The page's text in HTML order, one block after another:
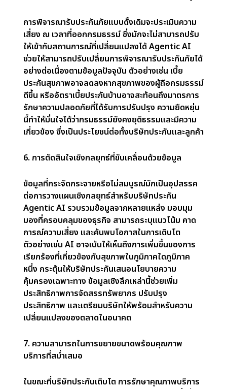
ปลอดภัยด้วยเบี้ยประกันที่ต่ำลง หรือการกำหนดราคาที่
ถูกต้องสำหรับบุคคลที่มีความเสี่ยงสูง ด้วยการปรับการ
ประเมินความเสี่ยงให้เข้ากับสถานการณ์เฉพาะ บริษัท
ประกันจึงสามารถนำเสนอกรมธรรม์ที่ยุติธรรมและ
แม่นยำมากขึ้น ขณะเดียวกันก็ลดความเสี่ยงจากการ
กำหนดราคาที่ต่ำเกินไปหรือสูงเกินไป
2. การประมวลผลสินไหมทดแทนที่รวดเร็วและมี
ประสิทธิภาพ
ในอดีต การประมวลผลสินไหมทดแทนเป็นกระบวนการ
ตรวจสอบจำนวนมาก Agentic AI ทำให้ขั้นตอนการ
ทำงานนี้เป็นไปโดยอัตโนมัติ ลดเวลาที่ใช้ในการประเมิน
และชดใช้สินไหมทดแทนลงได้อย่างมาก ด้วยการ
วิเคราะห์ข้อมูลอย่างรวดเร็ว ตรวจสอบหลักฐาน เช่น
ภาพถ่ายหรือประมาณการค่าซ่อม และเปรียบเทียบการ
เรียกร้องกับรายละเอียดกรมธรรม์ AI จึงรับประกัน
การแก้ไขปัญหาที่รวดเร็วขึ้น การเรียกร้องที่น่าสงสัยจะ
ถูกตั้งค่าสถานะเพื่อการตรวจสอบ ซึ่งช่วยเพิ่ม
ประสิทธิภาพและความพึงพอใจของลูกค้า ในขณะ
เดียวกันก็ช่วยให้บริษัทประกันจัดการปริมาณการเรียก
ร้องที่เพิ่มขึ้นได้โดยไม่ต้องเพิ่มจำนวนพนักงาน
3. การป้องกันการฉ้อโกงเชิงรุก
การฉ้อโกงประกันภัยเป็นปัญหาที่ต้องเสียค่าใช้จ่ายสูง